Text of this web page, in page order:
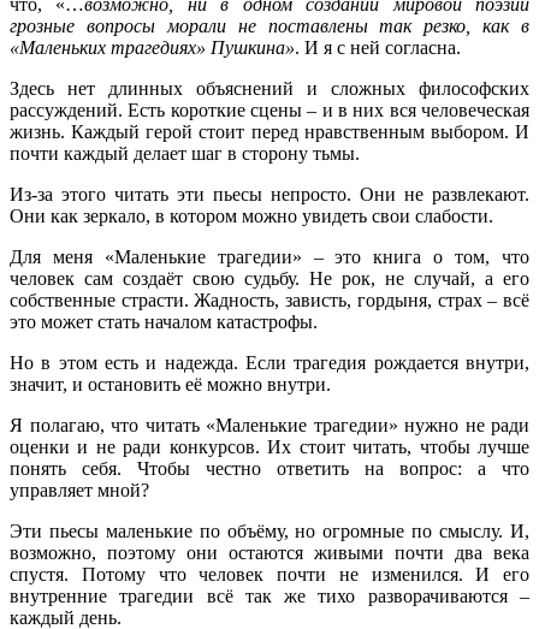
грозные вопросы морали не поставлены так резко, как в
«Маленьких трагедиях» Пушкина». И я с ней согласна.
Здесь нет длинных объяснений и сложных философских
рассуждений. Есть короткие сцены – и в них вся человеческая
жизнь. Каждый герой стоит перед нравственным выбором. И
почти каждый делает шаг в сторону тьмы.
Из-за этого читать эти пьесы непросто. Они не развлекают.
Они как зеркало, в котором можно увидеть свои слабости.
Для меня «Маленькие трагедии» – это книга о том, что
человек сам создаёт свою судьбу. Не рок, не случай, а его
собственные страсти. Жадность, зависть, гордыня, страх – всё
это может стать началом катастрофы.
Но в этом есть и надежда. Если трагедия рождается внутри,
значит, и остановить её можно внутри.
Я полагаю, что читать «Маленькие трагедии» нужно не ради
оценки и не ради конкурсов. Их стоит читать, чтобы лучше
понять себя. Чтобы честно ответить на вопрос: а что
управляет мной?
Эти пьесы маленькие по объёму, но огромные по смыслу. И,
возможно, поэтому они остаются живыми почти два века
спустя. Потому что человек почти не изменился. И его
внутренние трагедии всё так же тихо разворачиваются –
каждый день.